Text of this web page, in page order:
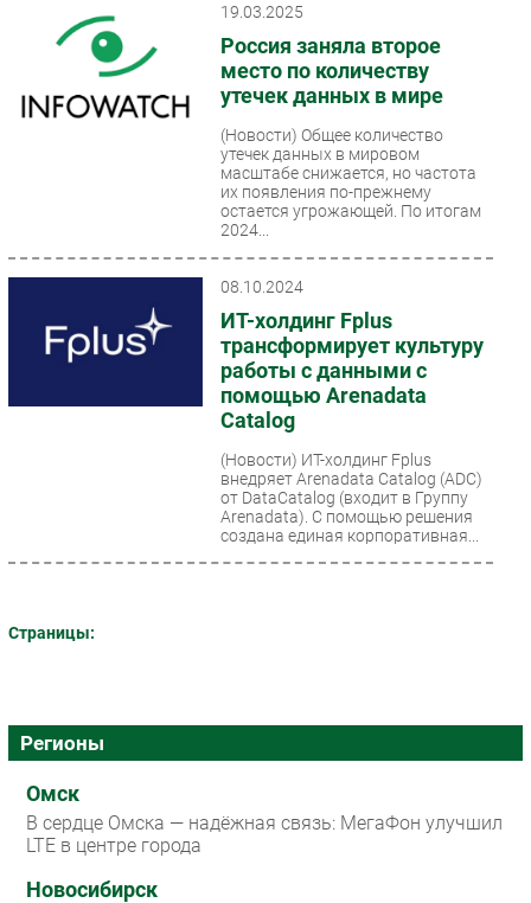
Кадры
Регулирование
Финансы
Гаджеты
РАЗДЕЛЫ
Новости
Каталог компаний
19.03.2025
Россия заняла второе
место по количеству
утечек данных в мире
(Новости) Общее количество
утечек данных в мировом
масштабе снижается, но частота
их появления по-прежнему
остается угрожающей. По итогам
2024...
08.10.2024
ИТ-холдинг Fplus
трансформирует культуру
работы с данными с
помощью Arenadata
Catalog
(Новости) ИТ-холдинг Fplus
внедряет Arenadata Catalog (ADC)
от DataCatalog (входит в Группу
Arenadata). С помощью решения
создана единая корпоративная...
Страницы:
Регионы
Омск
В сердце Омска — надёжная связь: МегаФон улучшил
LTE в центре города
Новосибирск